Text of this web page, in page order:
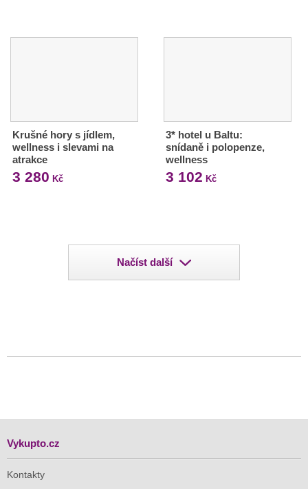
Krušné hory s jídlem,
wellness i slevami na
atrakce
3 280 Kč
3* hotel u Baltu:
snídaně i polopenze,
wellness
3 102 Kč
Načíst další
Vykupto.cz
Kontakty